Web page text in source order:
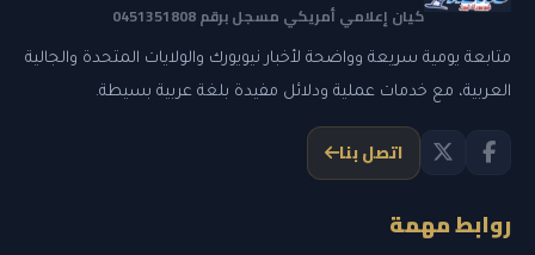
كيان إعلامي أمريكي مسجل برقم 0451351808
متابعة يومية سريعة وواضحة لأخبار نيويورك والولايات المتحدة والجالية
العربية، مع خدمات عملية ودلائل مفيدة بلغة عربية بسيطة.
اتصل بنا
روابط مهمة